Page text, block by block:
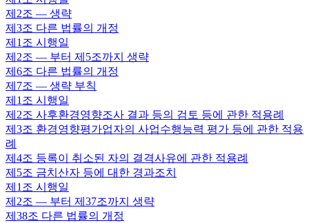
제2조 — 생략
제3조 다른 법률의 개정
제1조 시행일
제2조 — 부터 제5조까지 생략
제6조 다른 법률의 개정
제7조 — 생략 부칙
제1조 시행일
제2조 사후환경영향조사 결과 등의 검토 등에 관한 적용례
제3조 환경영향평가업자의 사업수행능력 평가 등에 관한 적용
례
제4조 등록이 취소된 자의 결격사유에 관한 적용례
제5조 금치산자 등에 대한 경과조치
제1조 시행일
제2조 — 부터 제37조까지 생략
제38조 다른 법률의 개정